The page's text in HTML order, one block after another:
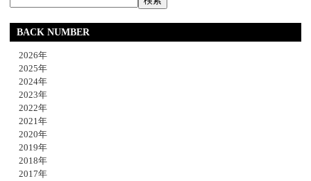
BACK NUMBER
2026年
2025年
2024年
2023年
2022年
2021年
2020年
2019年
2018年
2017年